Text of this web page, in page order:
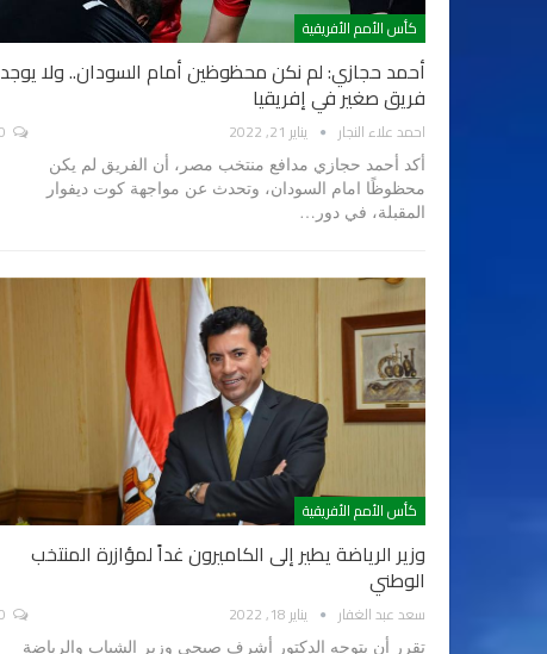
كأس الأمم الأفريقية
أحمد حجازي: لم نكن محظوظين أمام السودان.. ولا يوجد
فريق صغير في إفريقيا
احمد علاء النجار يناير 21, 2022
أكد أحمد حجازي مدافع منتخب مصر، أن الفريق لم يكن
محظوظًا امام السودان، وتحدث عن مواجهة كوت ديفوار
المقبلة، في دور…
كأس الأمم الأفريقية
وزير الرياضة يطير إلى الكاميرون غداً لمؤازرة المنتخب
الوطني
سعد عبد الغفار يناير 18, 2022
تقرر أن يتوجه الدكتور أشرف صبحى وزير الشباب والرياضة